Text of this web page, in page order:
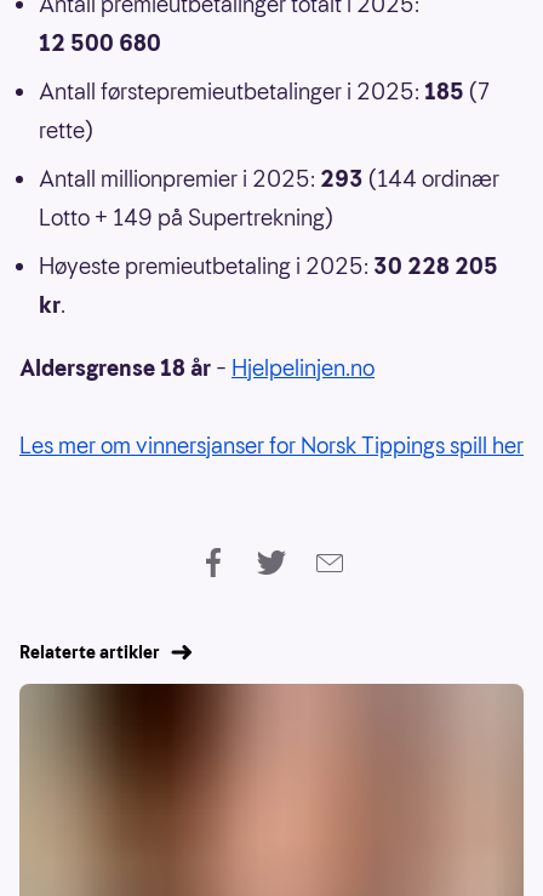
12 500 680
Antall førstepremieutbetalinger i 2025: 185 (7
rette)
Antall millionpremier i 2025: 293 (144 ordinær
Lotto + 149 på Supertrekning)
Høyeste premieutbetaling i 2025: 30 228 205
kr.
Aldersgrense 18 år – Hjelpelinjen.no
Les mer om vinnersjanser for Norsk Tippings spill her
Relaterte artikler